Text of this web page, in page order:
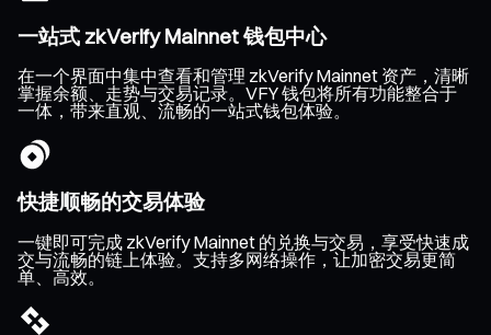
一站式 zkVerify Mainnet 钱包中心
在一个界面中集中查看和管理 zkVerify Mainnet 资产，清晰
掌握余额、走势与交易记录。VFY 钱包将所有功能整合于
一体，带来直观、流畅的一站式钱包体验。
快捷顺畅的交易体验
一键即可完成 zkVerify Mainnet 的兑换与交易，享受快速成
交与流畅的链上体验。支持多网络操作，让加密交易更简
单、高效。